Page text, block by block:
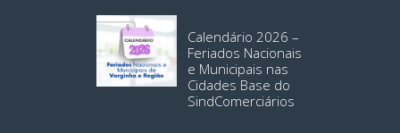
Calendário 2026 –
Feriados Nacionais
e Municipais nas
Cidades Base do
SindComerciários